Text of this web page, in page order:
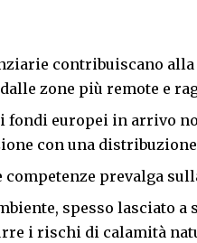
contribuiscano
zone più remote e
fondi europei in arrivo
con una
competenze prevalga
spesso lasciato
i rischi di calamità